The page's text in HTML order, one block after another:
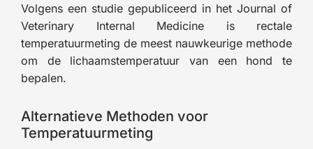
Volgens een studie gepubliceerd in het Journal of
Veterinary Internal Medicine is rectale
temperatuurmeting de meest nauwkeurige methode
om de lichaamstemperatuur van een hond te
bepalen.
Alternatieve Methoden voor
Temperatuurmeting